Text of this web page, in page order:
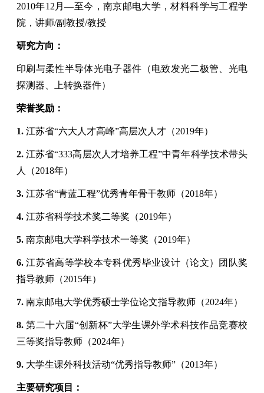
2010年12 月—至今，南京邮电大学，材料科学与工程学
院，讲师/副教授/教授
研究方向：
印刷与柔性半导体光电子器件（电致发光二极管、光电
探测器、上转换器件）
荣誉奖励：
1. 江苏省“六大人才高峰”高层次人才 （2019年）
2.江苏省“333高层次人才培养工程”中青年科学技术带头
人（2018年）
3. 江苏省“青蓝工程”优秀青年骨干教师（2018年）
4. 江苏省科学技术奖二等奖（2019年）
5. 南京邮电大学科学技术一等奖 （2019年）
6.江苏省高等学校本专科优秀毕业设计（论文）团队奖
指导教师（2015年）
7. 南京邮电大学优秀硕士学位论文指导教师（2024年）
8.第二十六届“创新杯”大学生课外学术科技作品竞赛校
三等奖指导教师（2024年）
9. 大学生课外科技活动“优秀指导教师” （2013年）
主要研究项目：